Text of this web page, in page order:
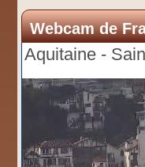
Webcam de
Aquitaine -